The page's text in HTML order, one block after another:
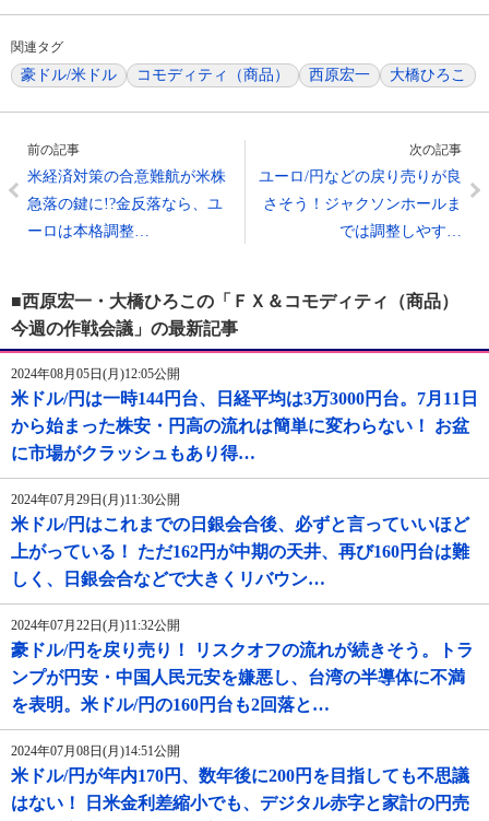
関連タグ
豪ドル/米ドル コモディティ（商品） 西原宏一 大橋ひろこ
前の記事
米経済対策の合意難航が米株
急落の鍵に!?金反落なら、ユ
ーロは本格調整…
次の記事
ユーロ/円などの戻り売りが良
さそう！ジャクソンホールま
では調整しやす…
■西原宏一・大橋ひろこの「ＦＸ＆コモディティ（商品）
今週の作戦会議」の最新記事
2024年08月05日(月)12:05公開
米ドル/円は一時144円台、日経平均は3万3000円台。7月11日
から始まった株安・円高の流れは簡単に変わらない！ お盆
に市場がクラッシュもあり得…
2024年07月29日(月)11:30公開
米ドル/円はこれまでの日銀会合後、必ずと言っていいほど
上がっている！ ただ162円が中期の天井、再び160円台は難
しく、日銀会合などで大きくリバウン…
2024年07月22日(月)11:32公開
豪ドル/円を戻り売り！ リスクオフの流れが続きそう。トラ
ンプが円安・中国人民元安を嫌悪し、台湾の半導体に不満
を表明。米ドル/円の160円台も2回落と…
2024年07月08日(月)14:51公開
米ドル/円が年内170円、数年後に200円を目指しても不思議
はない！ 日米金利差縮小でも、デジタル赤字と家計の円売